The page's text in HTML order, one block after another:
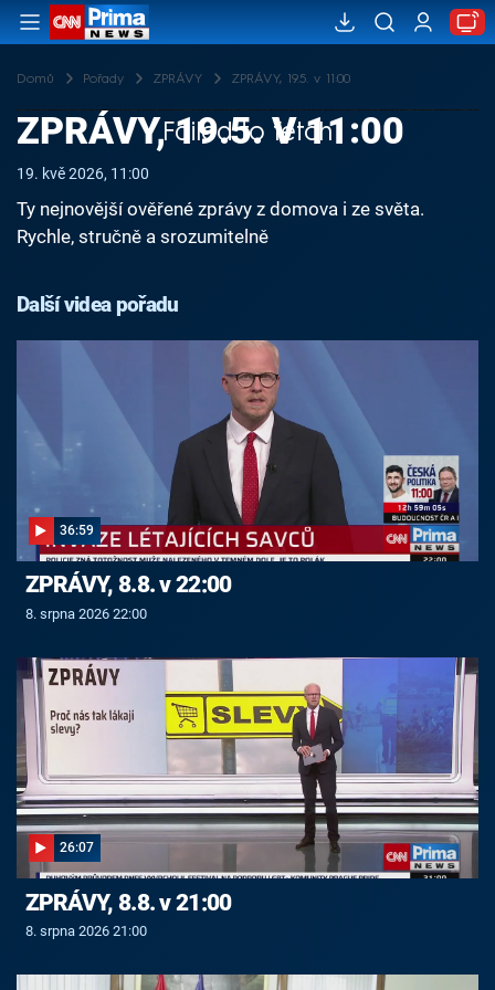
Domů Pořady ZPRÁVY ZPRÁVY, 19.5. v 11:00
Failed to fetch
ZPRÁVY, 19.5. V 11:00
19. kvě 2026, 11:00
Ty nejnovější ověřené zprávy z domova i ze světa.
Rychle, stručně a srozumitelně
Další videa pořadu
36:59
ZPRÁVY, 8.8. v 22:00
8. srpna 2026 22:00
26:07
ZPRÁVY, 8.8. v 21:00
8. srpna 2026 21:00